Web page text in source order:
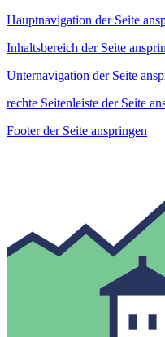
Hauptnavigation der Seite
Inhaltsbereich der Seite
Unternavigation der Seite
rechte Seitenleiste der Seite
Footer der Seite anspringen